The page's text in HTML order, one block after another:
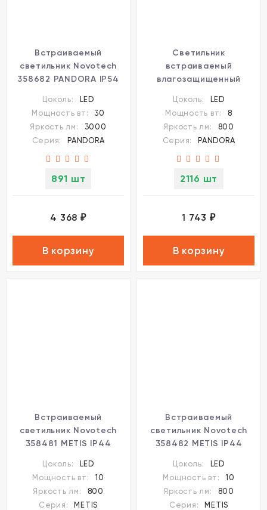
Встраиваемый
светильник Novotech
358682 PANDORA IP54
Цоколь:
LED
Мощность вт:
30
Яркость лм:
3000
Серия:
PANDORA
891 шт
4 368 ₽
В корзину
Светильник
встраиваемый
влагозащищенный
358679
Цоколь:
LED
Мощность вт:
8
Яркость лм:
800
Серия:
PANDORA
2116 шт
1 743 ₽
В корзину
Встраиваемый
светильник Novotech
358481 METIS IP44
Цоколь:
LED
Мощность вт:
10
Яркость лм:
800
Серия:
METIS
Встраиваемый
светильник Novotech
358482 METIS IP44
Цоколь:
LED
Мощность вт:
10
Яркость лм:
800
Серия:
METIS